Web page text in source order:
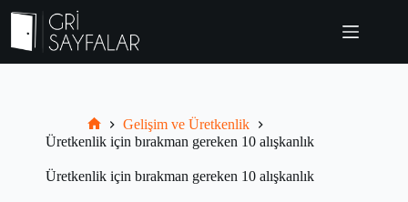
content
Grisayfalar.com
Gelişim ve Üretkenlik
Üretkenlik için bırakman gereken 10 alışkanlık
Üretkenlik için bırakman gereken 10 alışkanlık